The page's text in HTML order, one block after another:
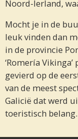
Noord-Ierland,
Mocht je in de
leuk vinden dan
in de provincie
‘Romería
gevierd op de
van de meest
Galicië dat werd
toeristisch belang.